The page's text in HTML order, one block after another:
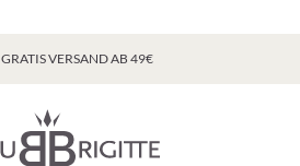
GRATIS VERSAND AB 49€